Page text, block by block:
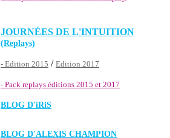
JOURNÉES DE L'INTUITION
(Replays)
- Edition 2015 / Edition 2017
- Pack replays éditions 2015 et 2017
BLOG D'iRiS
BLOG D'ALEXIS CHAMPION